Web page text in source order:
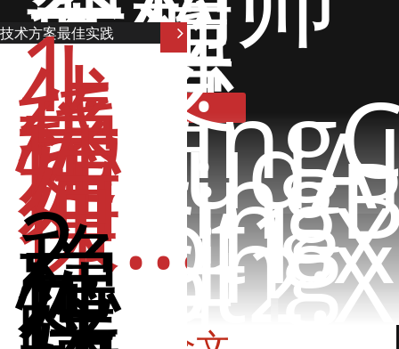
开源
文章
博客
Spring
Boot1.X
Spring
Boot2.X
关于
技术方案最佳实践
1.
上
线
稳
定
性
如
何
保...
2.
稳
定
性